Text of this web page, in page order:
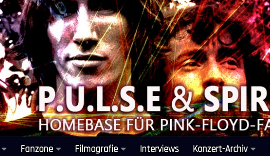
Fanzone Filmografie Interviews Konzert-Archiv